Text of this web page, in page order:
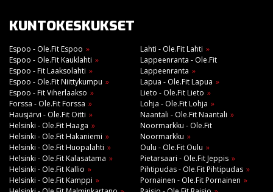
KUNTOKESKUKSET
Espoo - Ole.Fit Espoo
Espoo - Ole.Fit Kauklahti
Espoo - Fit Laaksolahti
Espoo - Ole.Fit Niittykumpu
Espoo - Fit Viherlaakso
Forssa - Ole.Fit Forssa
Hausjärvi - Ole.Fit Oitti
Helsinki - Ole.Fit Haaga
Helsinki - Ole.Fit Hakaniemi
Helsinki - Ole.Fit Huopalahti
Helsinki - Ole.Fit Kalasatama
Helsinki - Ole.Fit Kallio
Helsinki - Ole.Fit Kamppi
Lahti - Ole.Fit Lahti
Lappeenranta - Ole.Fit
Lappeenranta
Lapua - Ole.Fit Lapua
Lieto - Ole.Fit Lieto
Lohja - Ole.Fit Lohja
Naantali - Ole.Fit Naantali
Noormarkku - Ole.Fit
Noormarkku
Oulu - Ole.Fit Oulu
Pietarsaari - Ole.Fit Jeppis
Pihtipudas - Ole.Fit Pihtipudas
Pornainen - Ole.Fit Pornainen